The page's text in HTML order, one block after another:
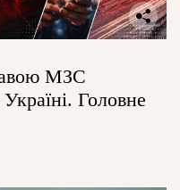
МЗС
Головне